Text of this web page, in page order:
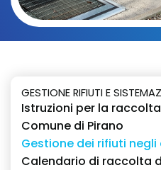
GESTIONE RIFIUTI E
Istruzioni per la
Comune di Pirano
Gestione dei rifiuti negli
Calendario di raccolta